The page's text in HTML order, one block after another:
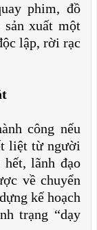
phim, đồ
xuất một
lập, rời rạc
công nếu
liệt từ người
lãnh đạo
về chuyển
kế hoạch
trạng “dạy